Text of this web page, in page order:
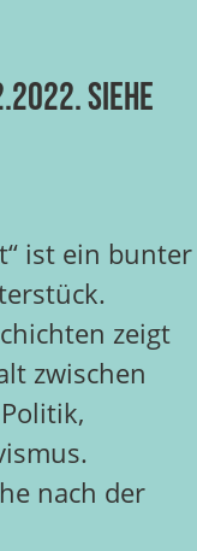
Siehe
ist ein bunter
zeigt
zwischen
nach der